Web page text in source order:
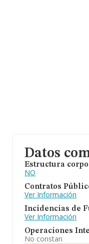
Datos
Estructura
NO
Contratos
Ver Información
Incidencias de
Ver Información
Operaciones
No constan